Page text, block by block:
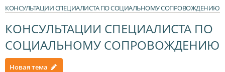
КОНСУЛЬТАЦИИ СПЕЦИАЛИСТА ПО СОЦИАЛЬНОМУ СОПРОВОЖДЕНИЮ
КОНСУЛЬТАЦИИ СПЕЦИАЛИСТА ПО
СОЦИАЛЬНОМУ СОПРОВОЖДЕНИЮ
Новая тема